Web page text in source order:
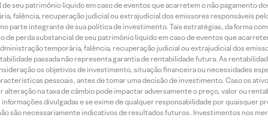
seu patrimônio líquido em caso de eventos que acarretem o não pagamento
falência, recuperação judicial ou extrajudicial dos emissores responsáveis
parte integrante de sua política de investimento. Tais estratégias, da forma
de perda substancial de seu patrimônio líquido em caso de eventos que
temporária, falência, recuperação judicial ou extrajudicial dos
passada não representa garantia de rentabilidade futura. As
os objetivos de investimento, situação financeira ou necessidades
pessoais, antes de tomar uma decisão de investimento. Caso os
alteração na taxa de câmbio pode impactar adversamente o preço, valor ou
divulgadas e se exime de qualquer responsabilidade por quaisquer
são necessariamente indicativos de resultados futuros. Investimentos nos